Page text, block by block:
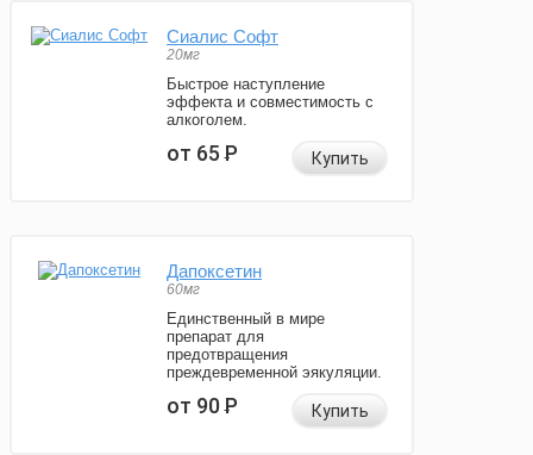
Сиалис Софт
20мг
Быстрое наступление
эффекта и совместимость с
алкоголем.
от 65Р Купить
Дапоксетин
60мг
Единственный в мире
препарат для
предотвращения
преждевременной эякуляции.
от 90Р Купить